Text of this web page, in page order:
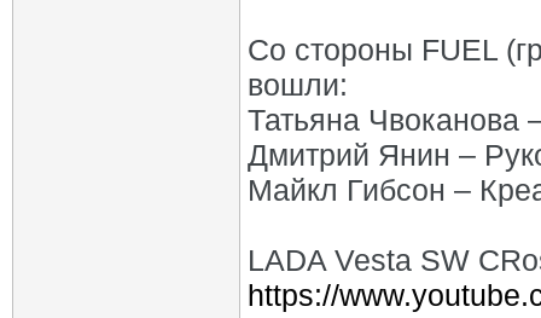
Со стороны FUEL
вошли:
Татьяна Чвоканова
Дмитрий Янин –
Майкл Гибсон –
LADA Vesta SW
https://